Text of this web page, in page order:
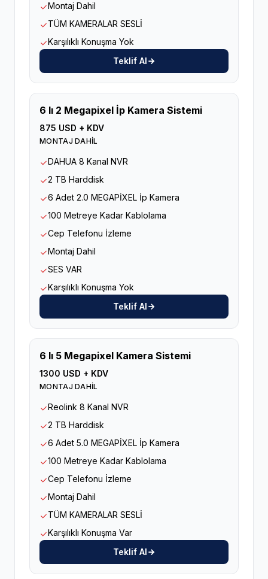
Montaj Dahil
TÜM KAMERALAR SESLİ
Karşılıklı Konuşma Yok
Teklif Al
6 lı 2 Megapixel İp Kamera Sistemi
875 USD + KDV
MONTAJ DAHİL
DAHUA 8 Kanal NVR
2 TB Harddisk
6 Adet 2.0 MEGAPİXEL İp Kamera
100 Metreye Kadar Kablolama
Cep Telefonu İzleme
Montaj Dahil
SES VAR
Karşılıklı Konuşma Yok
Teklif Al
6 lı 5 Megapixel Kamera Sistemi
1300 USD + KDV
MONTAJ DAHİL
Reolink 8 Kanal NVR
2 TB Harddisk
6 Adet 5.0 MEGAPİXEL İp Kamera
100 Metreye Kadar Kablolama
Cep Telefonu İzleme
Montaj Dahil
TÜM KAMERALAR SESLİ
Karşılıklı Konuşma Var
Teklif Al